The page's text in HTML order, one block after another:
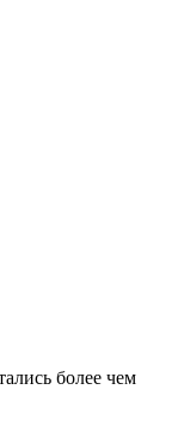
более чем